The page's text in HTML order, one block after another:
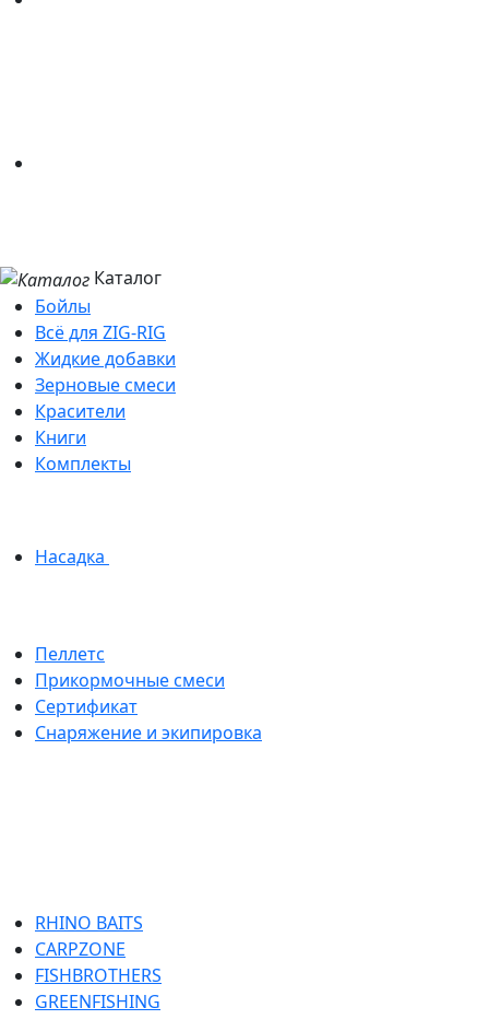
Каталог
Бойлы
Всё для ZIG-RIG
Жидкие добавки
Зерновые смеси
Красители
Книги
Комплекты
Насадка
Пеллетс
Прикормочные смеси
Сертификат
Снаряжение и экипировка
RHINO BAITS
CARPZONE
FISHBROTHERS
GREENFISHING